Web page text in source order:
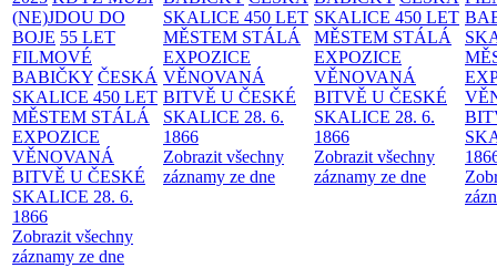
(NE)JDOU DO
BOJE 55 LET
FILMOVÉ
BABIČKY ČESKÁ
SKALICE 450 LET
MĚSTEM STÁLÁ
EXPOZICE
VĚNOVANÁ
BITVĚ U ČESKÉ
SKALICE 28. 6.
1866
Zobrazit všechny
záznamy ze dne
SKALICE 450 LET
MĚSTEM STÁLÁ
EXPOZICE
VĚNOVANÁ
BITVĚ U ČESKÉ
SKALICE 28. 6.
1866
Zobrazit všechny
záznamy ze dne
SKALICE 450 LET
MĚSTEM STÁLÁ
EXPOZICE
VĚNOVANÁ
BITVĚ U ČESKÉ
SKALICE 28. 6.
1866
Zobrazit všechny
záznamy ze dne